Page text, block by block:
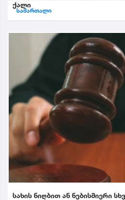
ქალი
სამართალი
სახის ნიღბით ან ნებისმიერი